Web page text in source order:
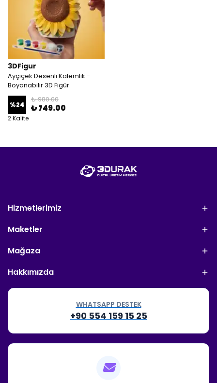
3DFigur
Ayçiçek Desenli Kalemlik -
Boyanabilir 3D Figür
%24
₺ 980.00
₺ 749.00
2 Kalite
Hizmetlerimiz
Maketler
Mağaza
Hakkımızda
WHATSAPP DESTEK
+90 554 159 15 25